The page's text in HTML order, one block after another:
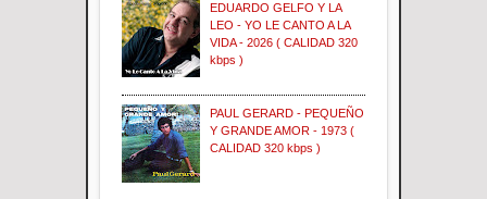
EDUARDO GELFO Y LA
LEO - YO LE CANTO A LA
VIDA - 2026 ( CALIDAD 320
kbps )
PAUL GERARD - PEQUEÑO
Y GRANDE AMOR - 1973 (
CALIDAD 320 kbps )